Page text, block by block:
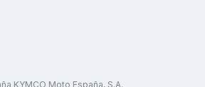
KYMCO Moto España, S.A.